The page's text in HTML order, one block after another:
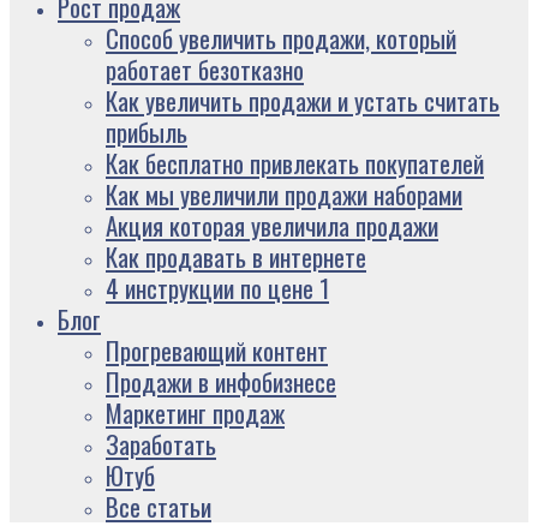
Способ увеличить продажи, который
работает безотказно
Как увеличить продажи и устать считать
прибыль
Как бесплатно привлекать покупателей
Как мы увеличили продажи наборами
Акция которая увеличила продажи
Как продавать в интернете
4 инструкции по цене 1
Блог
Прогревающий контент
Продажи в инфобизнесе
Маркетинг продаж
Заработать
Ютуб
Все статьи